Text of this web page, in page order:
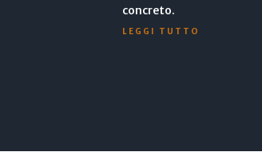
concreto.
LEGGI TUTTO